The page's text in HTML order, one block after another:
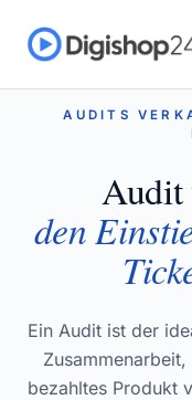
AUDITS
Audit
den
Ein Audit ist der
bezahltes Produkt